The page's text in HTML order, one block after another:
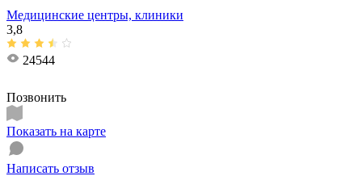
Медицинские центры, клиники
3,8
24544
Позвонить
Показать на карте
Написать отзыв